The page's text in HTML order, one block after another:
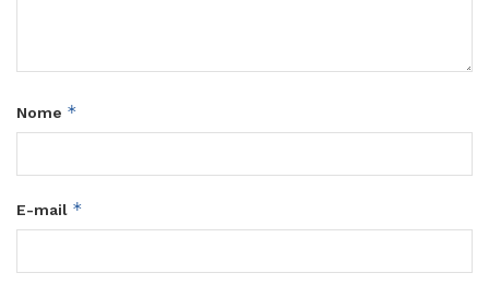
Nome *
E-mail *